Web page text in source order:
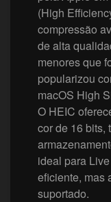
(High
compressão
de alta
menores que
popularizou
macOS High
O HEIC
cor de 16 bits,
ideal para
eficiente, mas
suportado.